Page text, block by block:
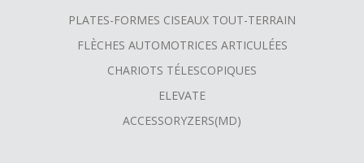
PLATES-FORMES CISEAUX TOUT-TERRAIN
FLÈCHES AUTOMOTRICES ARTICULÉES
CHARIOTS TÉLESCOPIQUES
ELEVATE
ACCESSORYZERS(MD)